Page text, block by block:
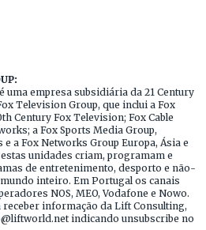
uma empresa subsidiária da 21 Century
Television Group, que inclui a Fox
Century Fox Television; Fox Cable
a Fox Sports Media Group,
a Fox Networks Group Europa, Ásia e
unidades criam, programam e
de entretenimento, desporto e não-
inteiro. Em Portugal os canais
NOS, MEO, Vodafone e Nowo.
receber informação da Lift Consulting,
indicando unsubscribe no